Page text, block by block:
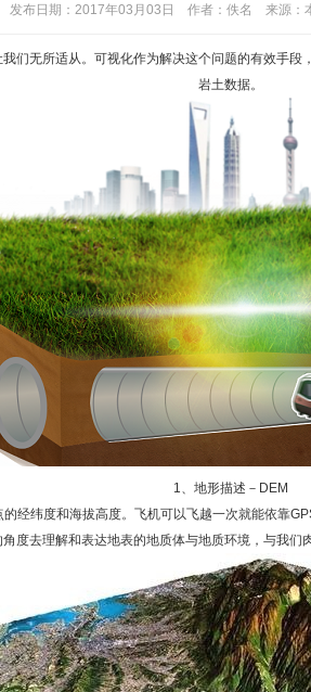
发布日期：2017年03月03日 作者：佚名 来源：
们无所适从。可视化作为解决这个问题的有效手
岩土数据。
1、地形描述－DEM
经纬度和海拔高度。飞机可以飞越一次就能依靠
度去理解和表达地表的地质体与地质环境，与我